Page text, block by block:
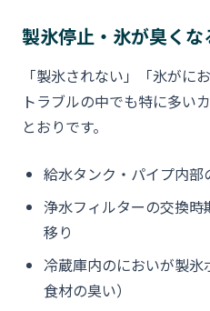
製氷停止・氷が臭くな
「製氷されない」「氷がに
トラブルの中でも特に多い
とおりです。
給水タンク・パイプ内
浄水フィルターの交換
移り
冷蔵庫内のにおいが製氷
食材の臭い）